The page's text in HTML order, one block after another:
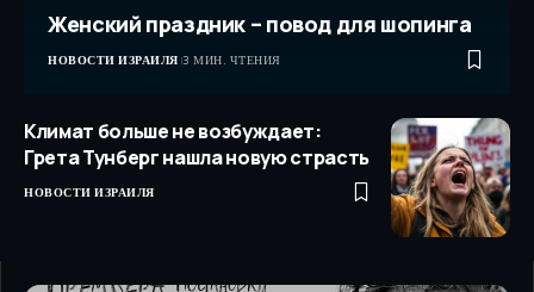
Женский праздник – повод для шопинга
НОВОСТИ ИЗРАИЛЯ 3 МИН. ЧТЕНИЯ
Климат больше не возбуждает:
Грета Тунберг нашла новую страсть
НОВОСТИ ИЗРАИЛЯ